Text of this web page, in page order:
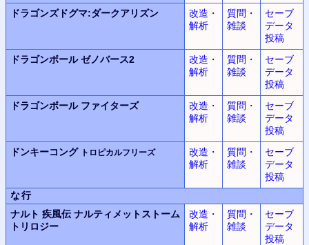
ドラゴンズドグマ:ダークアリズン
改造・
解析
質問・
雑談
セーブ
データ
投稿
ドラゴンボールゼノバース2
改造・
解析
質問・
雑談
セーブ
データ
投稿
ドラゴンボール ファイターズ
改造・
解析
質問・
雑談
セーブ
データ
投稿
ドンキーコング トロピカルフリーズ
改造・
解析
質問・
雑談
セーブ
データ
投稿
な行
ナルト 疾風伝 ナルティメットストーム
トリロジー
改造・
解析
質問・
雑談
セーブ
データ
投稿